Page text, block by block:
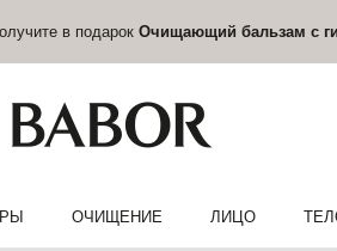
в подарок Очищающий бальзам с
ОЧИЩЕНИЕ ЛИЦО